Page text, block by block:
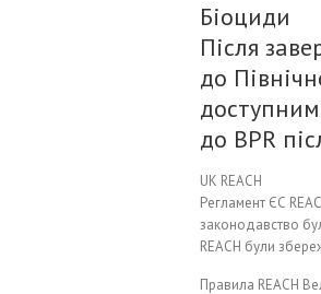
Біоциди
Після
до
до BPR
UK REACH
Регламент ЄС
законодавство
REACH були
Правила REACH